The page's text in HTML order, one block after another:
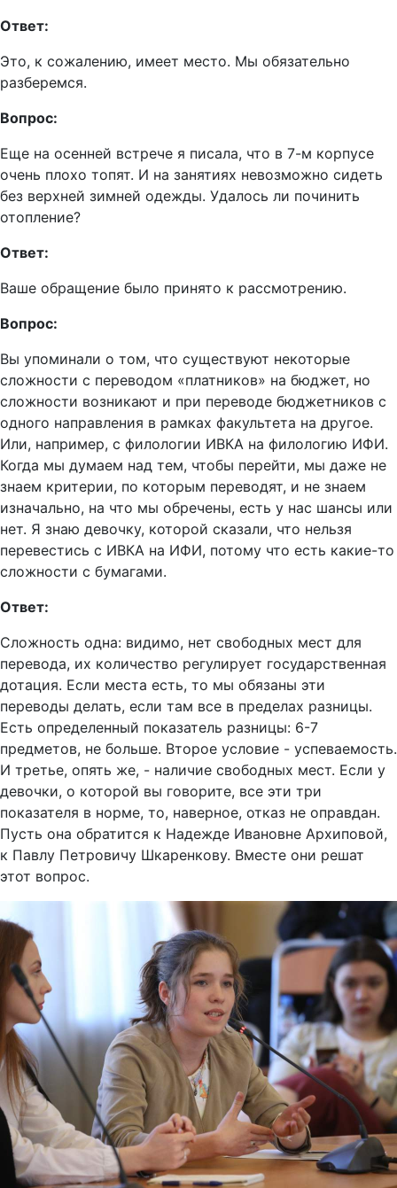
Ответ:
Это, к сожалению, имеет место. Мы обязательно
разберемся.
Вопрос:
Еще на осенней встрече я писала, что в 7-м корпусе
очень плохо топят. И на занятиях невозможно сидеть
без верхней зимней одежды. Удалось ли починить
отопление?
Ответ:
Ваше обращение было принято к рассмотрению.
Вопрос:
Вы упоминали о том, что существуют некоторые
сложности с переводом «платников» на бюджет, но
сложности возникают и при переводе бюджетников с
одного направления в рамках факультета на другое.
Или, например, с филологии ИВКА на филологию ИФИ.
Когда мы думаем над тем, чтобы перейти, мы даже не
знаем критерии, по которым переводят, и не знаем
изначально, на что мы обречены, есть у нас шансы или
нет. Я знаю девочку, которой сказали, что нельзя
перевестись с ИВКА на ИФИ, потому что есть какие-то
сложности с бумагами.
Ответ:
Сложность одна: видимо, нет свободных мест для
перевода, их количество регулирует государственная
дотация. Если места есть, то мы обязаны эти
переводы делать, если там все в пределах разницы.
Есть определенный показатель разницы: 6-7
предметов, не больше. Второе условие - успеваемость.
И третье, опять же, - наличие свободных мест. Если у
девочки, о которой вы говорите, все эти три
показателя в норме, то, наверное, отказ не оправдан.
Пусть она обратится к Надежде Ивановне Архиповой,
к Павлу Петровичу Шкаренкову. Вместе они решат
этот вопрос.